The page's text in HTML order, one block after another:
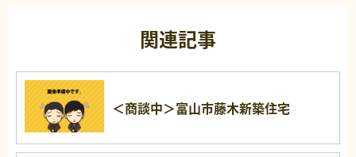
関連記事
＜商談中＞富山市藤木新築住宅